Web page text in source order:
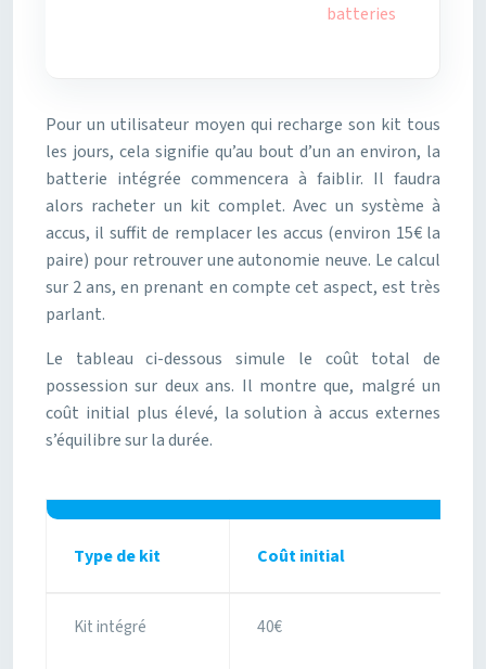
batteries
Pour un utilisateur moyen qui recharge son kit tous
les jours, cela signifie qu’au bout d’un an environ, la
batterie intégrée commencera à faiblir. Il faudra
alors racheter un kit complet. Avec un système à
accus, il suffit de remplacer les accus (environ 15€ la
paire) pour retrouver une autonomie neuve. Le calcul
sur 2 ans, en prenant en compte cet aspect, est très
parlant.
Le tableau ci-dessous simule le coût total de
possession sur deux ans. Il montre que, malgré un
coût initial plus élevé, la solution à accus externes
s’équilibre sur la durée.
Type de kit Coût initial
Kit intégré 40€